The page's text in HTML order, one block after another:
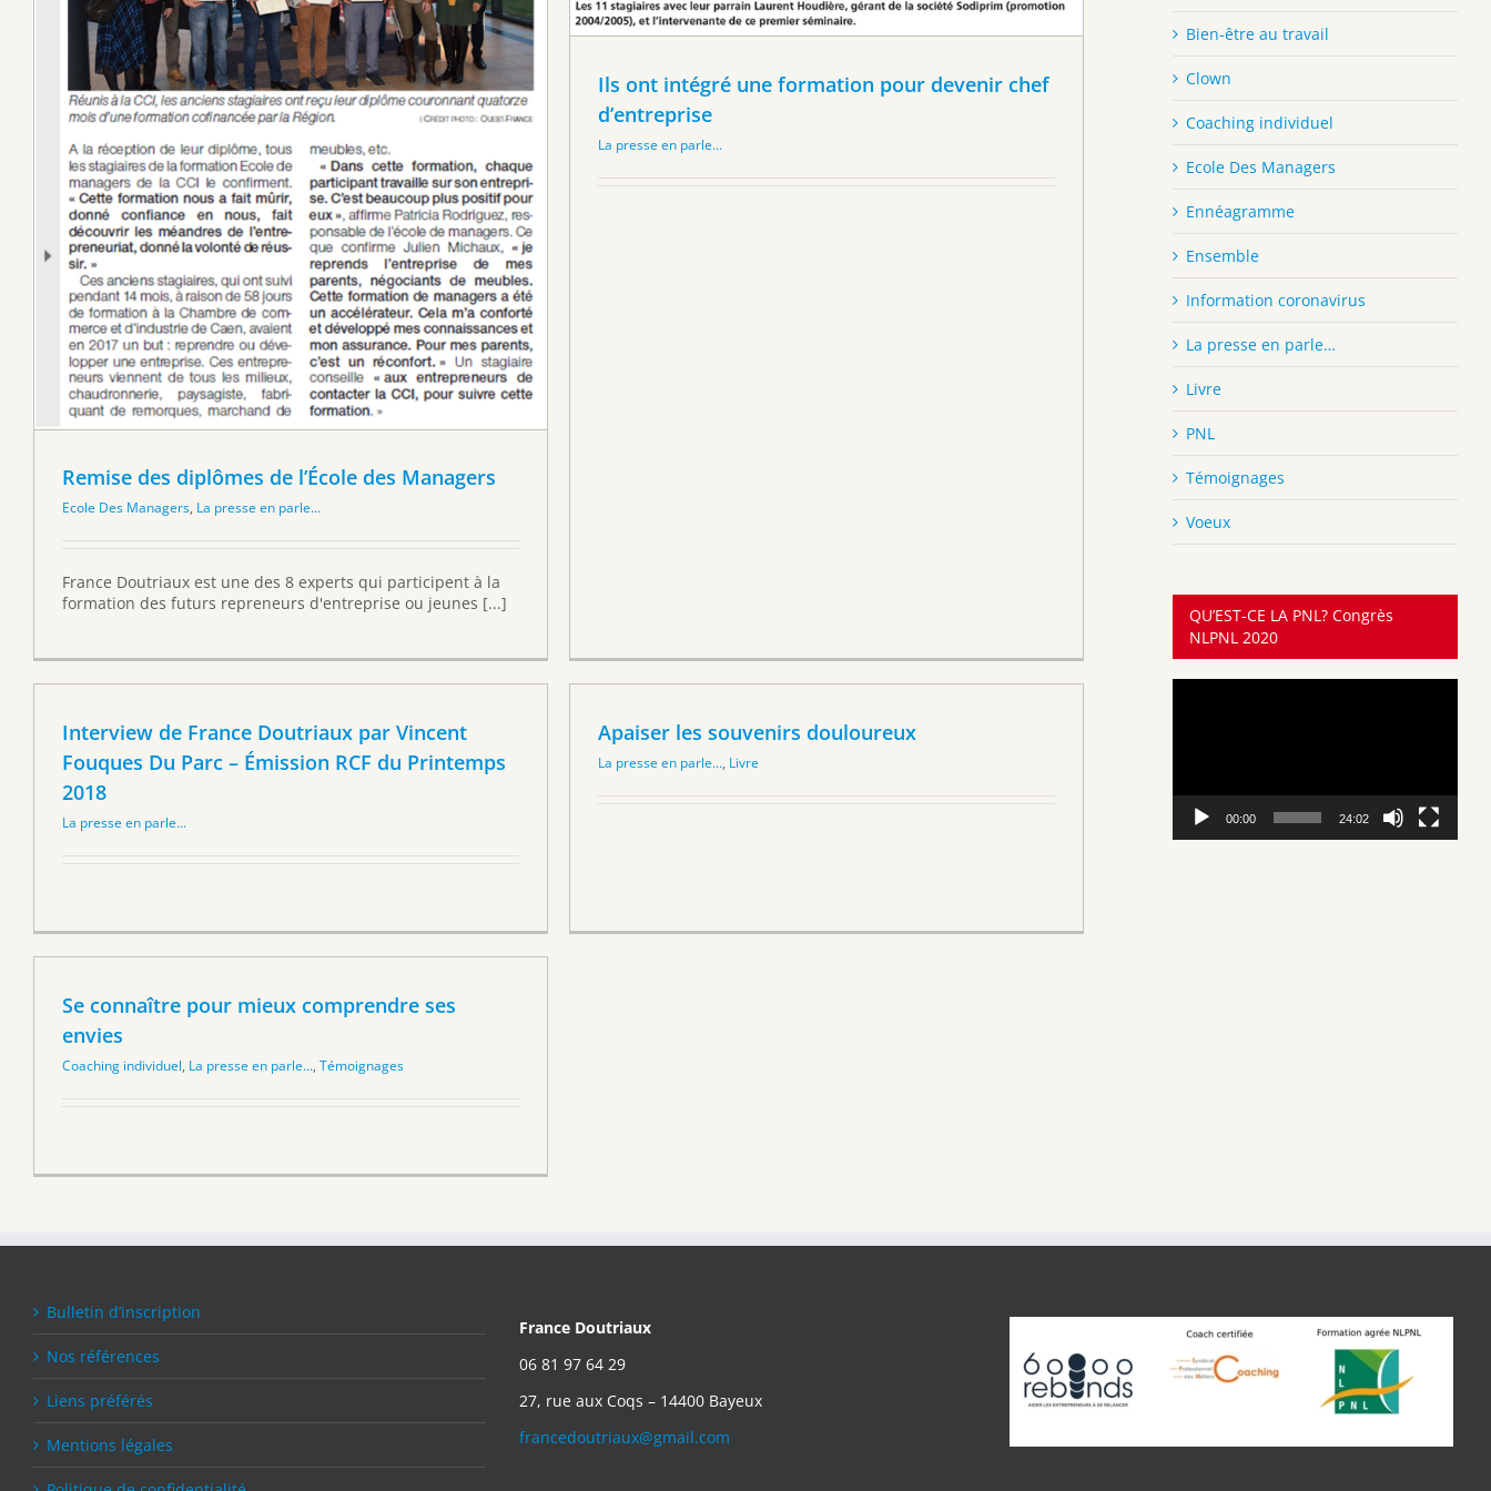
Remise des diplômes de l’École des Managers
Ecole Des Managers, La presse en parle...
France Doutriaux est une des 8 experts qui participent à la
formation des futurs repreneurs d'entreprise ou jeunes [...]
Ils ont intégré une formation pour devenir chef
d’entreprise
La presse en parle...
Interview de France Doutriaux par Vincent
Fouques Du Parc – Émission RCF du Printemps
2018
La presse en parle...
Apaiser les souvenirs douloureux
La presse en parle..., Livre
Se connaître pour mieux comprendre ses
envies
Coaching individuel, La presse en parle..., Témoignages
Bien-être au travail
Clown
Coaching individuel
Ecole Des Managers
Ennéagramme
Ensemble
Information coronavirus
La presse en parle…
Livre
PNL
Témoignages
Voeux
QU’EST-CE LA PNL? Congrès
NLPNL 2020
00:00 24:02
Bulletin d’inscription
Nos références
Liens préférés
Mentions légales
France Doutriaux
06 81 97 64 29
27, rue aux Coqs – 14400 Bayeux
francedoutriaux@gmail.com